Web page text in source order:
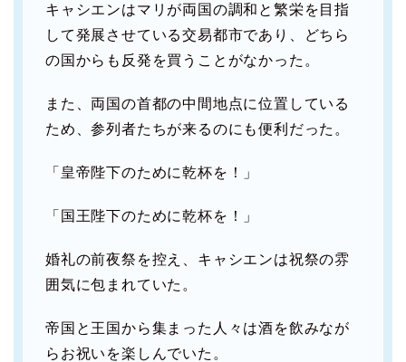
キャシエンはマリが両国の調和と繁栄を目指
して発展させている交易都市であり、どちら
の国からも反発を買うことがなかった。
また、両国の首都の中間地点に位置している
ため、参列者たちが来るのにも便利だった。
「皇帝陛下のために乾杯を！」
「国王陛下のために乾杯を！」
婚礼の前夜祭を控え、キャシエンは祝祭の雰
囲気に包まれていた。
帝国と王国から集まった人々は酒を飲みなが
らお祝いを楽しんでいた。